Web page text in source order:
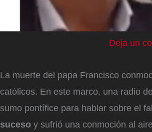
Deja un
La muerte del papa Francisco
católicos. En este marco, una radio
sumo pontífice para hablar sobre el
suceso y sufrió una conmoción al